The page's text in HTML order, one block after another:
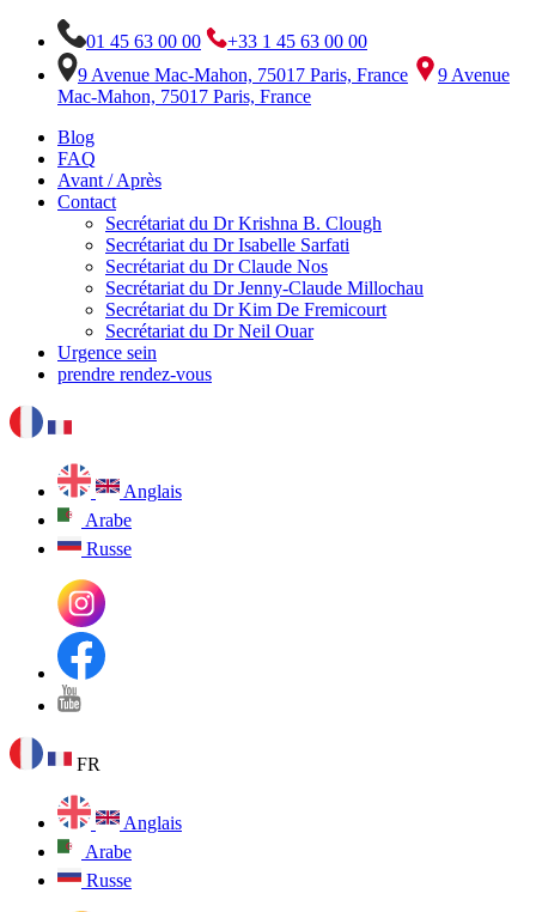
01 45 63 00 00
+33 1 45 63 00 00
9 Avenue Mac-Mahon, 75017 Paris, France
9 Avenue
Mac-Mahon, 75017 Paris, France
Blog
FAQ
Avant / Après
Contact
Secrétariat du Dr Krishna B. Clough
Secrétariat du Dr Isabelle Sarfati
Secrétariat du Dr Claude Nos
Secrétariat du Dr Jenny-Claude Millochau
Secrétariat du Dr Kim De Fremicourt
Secrétariat du Dr Neil Ouar
Urgence sein
prendre rendez-vous
Anglais
Arabe
Russe
FR
Anglais
Arabe
Russe